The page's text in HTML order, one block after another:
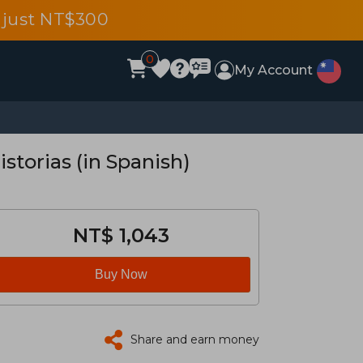
NT$300
0
My Account
(in Spanish)
NT$ 1,043
Buy Now
Share and earn money